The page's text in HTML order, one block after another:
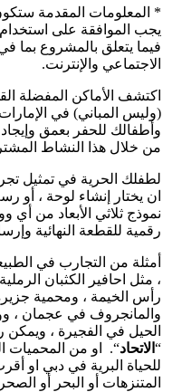
* المعلومات المقدمة
يجب الموافقة على
فيما يتعلق بالمشروع بما
الاجتماعي والإنترنت.
اكتشف الأماكن المفضلة
(وليس المباني) في
وأطفالك للحفر بعمق
من خلال هذا النشاط
لطفلك الحرية في تمثيل
ان يختار إنشاء لوحة ، أو
نموذج ثلاثي الأبعاد من
رقمية للقطعة النهائية
أمثلة من التجارب في
، مثل احافير الكثبان
رأس الخيمة ، ومحمية
والمانجروف في عجمان ،
الحيل في الفجيرة ، ويمكن
“ الاتحاد“.
او من المحميات
للحياة البرية في دبي او
المتنزهات أو البحر أو